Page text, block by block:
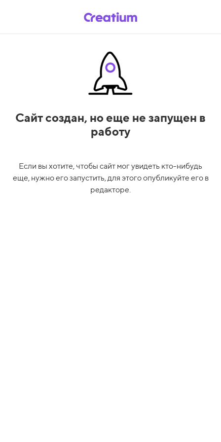
Сайт создан, но еще не запущен в
работу
Если вы хотите, чтобы сайт мог увидеть кто-нибудь
еще, нужно его запустить, для этого опубликуйте его в
редакторе.